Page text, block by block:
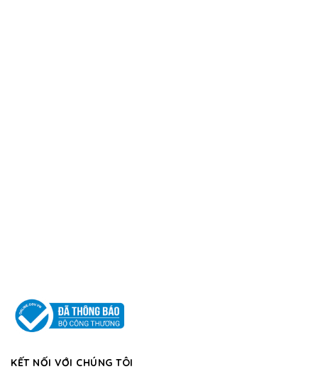
KẾT NỐI VỚI CHÚNG TÔI